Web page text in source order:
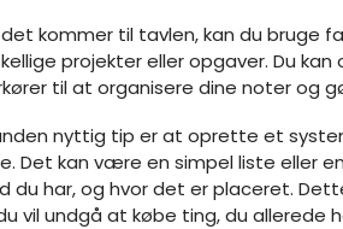
det kommer til tavlen, kan du bruge
projekter eller opgaver. Du
til at organisere dine noter og
nyttig tip er at oprette et
Det kan være en simpel liste eller
du har, og hvor det er placeret.
vil undgå at købe ting, du allerede